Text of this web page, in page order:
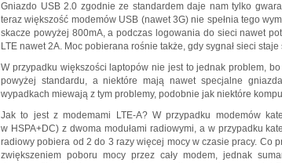
Gniazdo USB 2.0 zgodnie ze standardem daje nam tylko
teraz większość modemów USB (nawet 3G) nie spełnia tego
skacze powyżej 800mA, a podczas logowania do sieci nawet
LTE nawet 2A. Moc pobierana rośnie także, gdy sygnał sieci staje
W przypadku większości laptopów nie jest to jednak problem,
powyżej standardu, a niektóre mają nawet specjalne
wypadkach miewają z tym problemy, podobnie jak niektóre
Jak to jest z modemami LTE-A? W przypadku modemów
w HSPA+DC) z dwoma modułami radiowymi, a w przypadku
radiowy pobiera od 2 do 3 razy więcej mocy w czasie pracy. Co
zwiększeniem poboru mocy przez cały modem, jednak